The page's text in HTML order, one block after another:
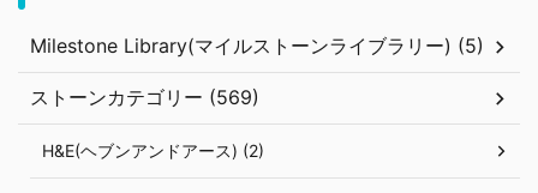
Milestone Library(マイルストーンライブラリー) (5)
ストーンカテゴリー (569)
H&E(ヘブンアンドアース) (2)